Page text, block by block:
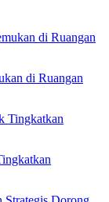
di Ruangan